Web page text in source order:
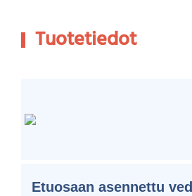
Tuotetiedot
Etuosaan asennettu